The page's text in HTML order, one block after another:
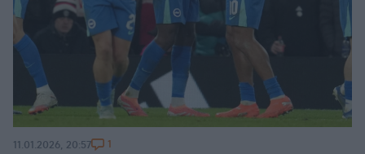
11.01.2026, 20:57 1